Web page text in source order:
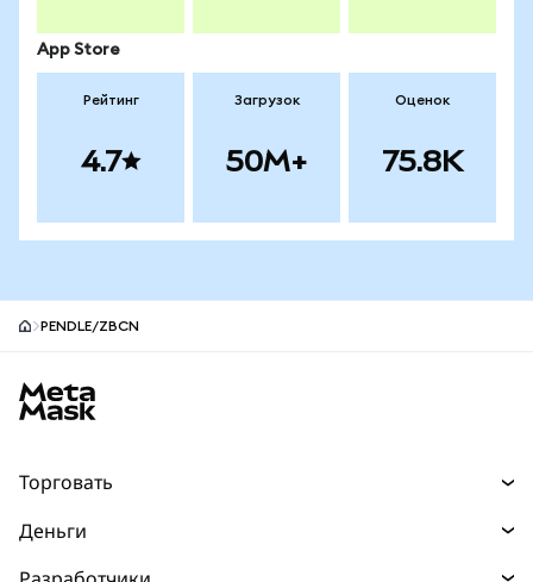
App Store
Рейтинг
4.7
Загрузок
50M+
Оценок
75.8K
PENDLE/ZBCN
Торговать
Деньги